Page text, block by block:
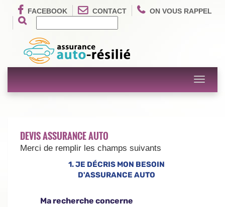
FACEBOOK CONTACT ON VOUS RAPPEL
Toggle
DEVIS ASSURANCE AUTO
Merci de remplir les champs suivants